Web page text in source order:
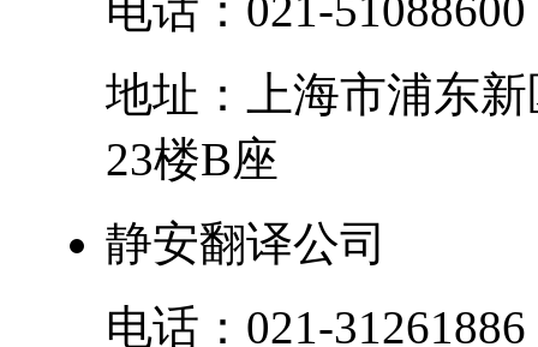
地址：
上海市浦东新
23楼B座
静安翻译公司
电话： 021-31261886